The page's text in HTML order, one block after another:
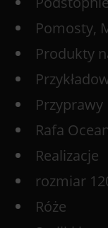
Pomosty,
Produkty
Przyprawy
Rafa
Realizacje
rozmiar
Róże